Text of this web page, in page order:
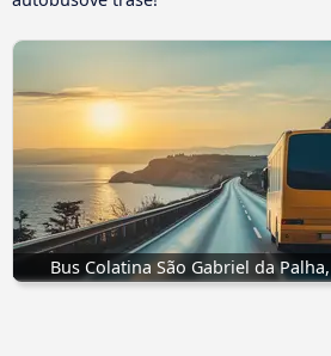
Bus Colatina São Gabriel da Palha,